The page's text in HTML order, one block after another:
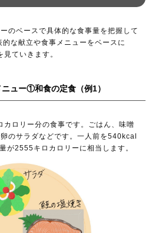
のベースで具体的な食事量を把握して
な献立や食事メニューをベースに
ていきます。
ュー①和食の定食（例1）
ロリー分の食事です。ごはん、味噌
のサラダなどです。一人前を540kcal
が2555キロカロリーに相当します。